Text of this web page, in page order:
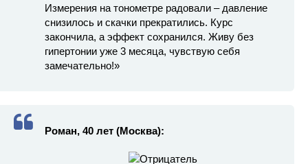
Измерения на тонометре радовали – давление
снизилось и скачки прекратились. Курс
закончила, а эффект сохранился. Живу без
гипертонии уже 3 месяца, чувствую себя
замечательно!»
Роман, 40 лет (Москва):